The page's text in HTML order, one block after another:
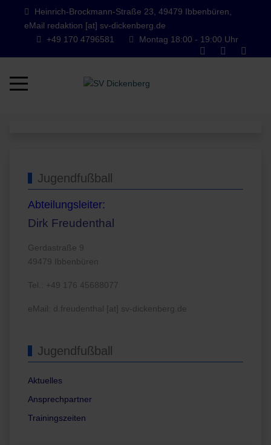
Heinrich-Brockmann-Straße 23, 49479 Ibbenbüren,
eMail redaktion [at] sv-dickenberg.de
+49 170 4796581
Montag 18:00 - 19:00 Uhr
Mobile Menu Toggle
Jugendfußball
Abteilungsleiter:
Dirk Freudenthal
Gerdastraße 9
49479 Ibbenbüren
Tel.: +49 176 45688077
eMail: d.freudenthal [at] sv-dickenberg.de
Jugendfußball
Aktuelles
Ansprechpartner
Trainingszeiten